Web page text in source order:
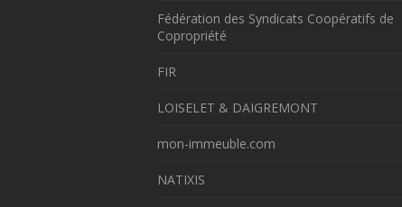
Fédération des Syndicats Coopératifs de
Copropriété
FIR
LOISELET & DAIGREMONT
mon-immeuble.com
NATIXIS